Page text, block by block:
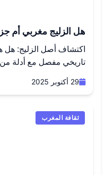
هل الزليج مغربي أم
اكتشاف أصل الزليج: هل
تاريخي مفصل مع أدلة
29 أكتوبر 2025
ثقافة المغرب